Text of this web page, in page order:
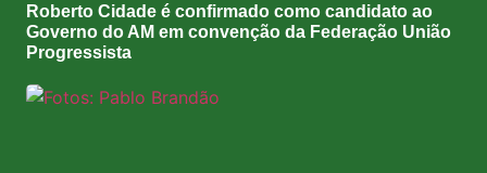
Roberto Cidade é confirmado como candidato ao
Governo do AM em convenção da Federação União
Progressista